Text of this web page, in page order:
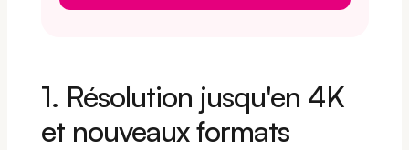
1. Résolution jusqu'en 4K
et nouveaux formats